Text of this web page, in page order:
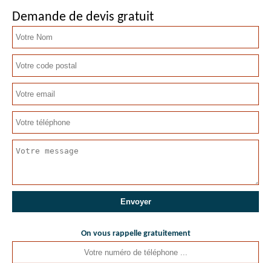
Demande de devis gratuit
On vous rappelle gratuitement